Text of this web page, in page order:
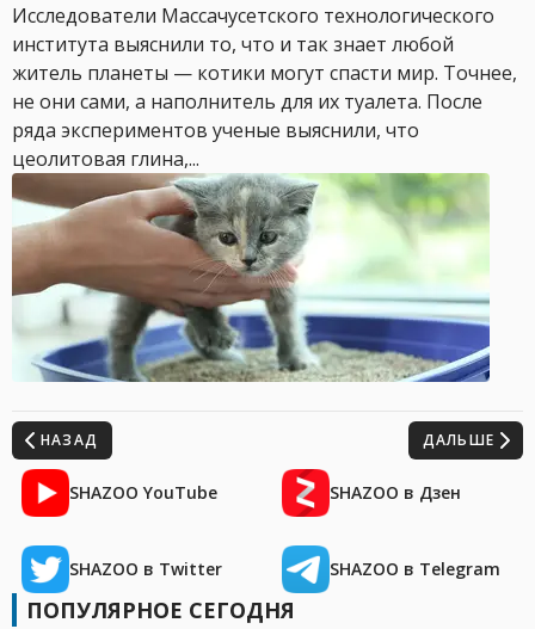
Исследователи Массачусетского технологического
института выяснили то, что и так знает любой
житель планеты — котики могут спасти мир. Точнее,
не они сами, а наполнитель для их туалета. После
ряда экспериментов ученые выяснили, что
цеолитовая глина,...
НАЗАД ДАЛЬШЕ
SHAZOO YouTube SHAZOO в Дзен
SHAZOO в Twitter SHAZOO в Telegram
ПОПУЛЯРНОЕ СЕГОДНЯ